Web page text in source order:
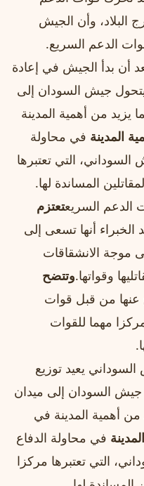
البلاد، وأن الجيش
الدعم السريع.
أن بدأ الجيش في إعادة
جيش السودان إلى
يزيد من أهمية المدينة
المدينة في محاولة
التي تعتبرها
المساندة لها.
الدعم السريعتعتزم
الخبراء أنها تسعى إلى
موجة الانشقاقات
وقواتها.وتتضح
عنها من قبل قوات
مهما للقوات
يعيد توزيع
السودان إلى ميدان
من أهمية المدينة في
في محاولة الدفاع
التي تعتبرها مركزا